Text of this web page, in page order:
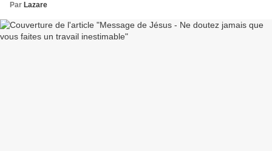
Par Lazare